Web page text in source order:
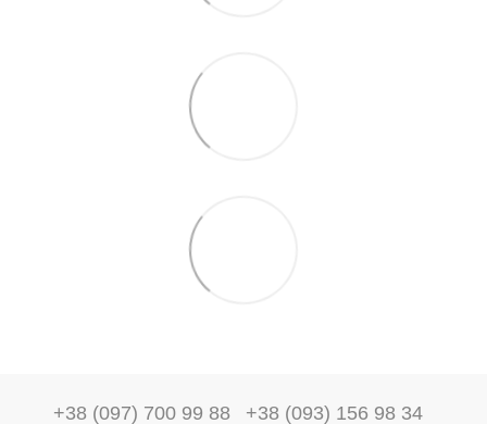
+38 (097) 700 99 88 +38 (093) 156 98 34